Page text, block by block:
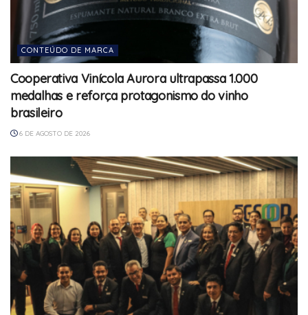
CONTEÚDO DE MARCA
Cooperativa Vinícola Aurora ultrapassa 1.000
medalhas e reforça protagonismo do vinho
brasileiro
6 DE AGOSTO DE 2026